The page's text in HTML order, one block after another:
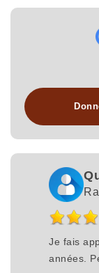
Je fais
années.